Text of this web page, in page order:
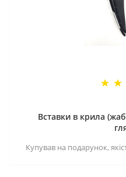
Вставки в крила
Купував на подарунок,